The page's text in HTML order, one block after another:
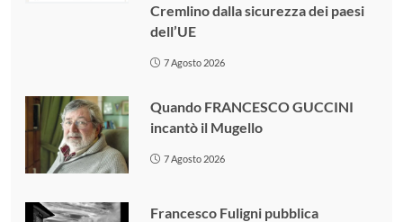
Cremlino dalla sicurezza dei paesi
dell’UE
7 Agosto 2026
Quando FRANCESCO GUCCINI
incantò il Mugello
7 Agosto 2026
Francesco Fuligni pubblica